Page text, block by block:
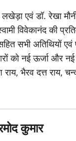
एवं डॉ. रेखा मौनी
विवेकानंद की
सभी अतिथियों एवं
को नई ऊर्जा और
राय, भैरव दत्त राय,
कुमार